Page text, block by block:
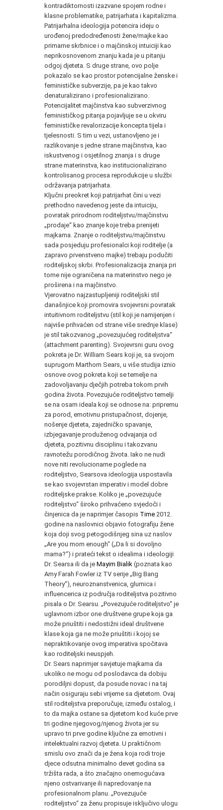
kontradiktornosti izazvane spojem rodne i
klasne problematike, patrijarhata i kapitalizma.
Patrijarhalna ideologija potencira ideju o
urođenoj predodređenosti žene/majke kao
primarne skrbnice i o majčinskoj intuiciji kao
neprikosnovenom znanju kada je u pitanju
odgoj djeteta. S druge strane, ovo polje
pokazalo se kao prostor potencijalne ženske i
feminističke subverzije, pa je kao takvo
denaturalizirano i profesionalizirano.
Potencijalitet majčinstva kao subverzivnog
feminističkog pitanja pojavljuje se u okviru
feminističke revalorizacije koncepta tijela i
tjelesnosti. S tim u vezi, ustanovljeno je i
razlikovanje s jedne strane majčinstva, kao
iskustvenog i osjetilnog znanja i s druge
strane materinstva, kao institucionalizirano
kontrolisanog procesa reprodukcije u službi
održavanja patrijarhata.
Ključni preokret koji patrijarhat čini u vezi
prethodno navedenog jeste da intuiciju,
povratak prirodnom roditeljstvu/majčinstvu
„prodaje“ kao znanje koje treba prenijeti
majkama. Znanje o roditeljstvu/majčinstvu
sada posjeduju profesionalci koji roditelje (a
zapravo prvenstveno majke) trebaju podučiti
roditeljskoj skrbi. Profesionalizacija znanja pri
tome nije ograničena na materinstvo nego je
proširena i na majčinstvo.
Vjerovatno najzastupljeniji roditeljski stil
današnjice koji promovira svojevrsni povratak
intuitivnom roditeljstvu (stil koji je namijenjen i
najviše prihvaćen od strane više srednje klase)
je stil takozvanog „povezujućeg roditeljstva“
(attachment parenting). Svojevrsni guru ovog
pokreta je Dr. William Sears koji je, sa svojom
suprugom Marthom Sears, u više studija iznio
osnove ovog pokreta koji se temelje na
zadovoljavanju dječjih potreba tokom prvih
godina života. Povezujuće roditeljstvo temelji
se na osam ideala koji se odnose na: pripremu
za porod, emotivnu pristupačnost, dojenje,
nošenje djeteta, zajedničko spavanje,
izbjegavanje produženog odvajanja od
djeteta, pozitivnu disciplinu i takozvanu
ravnotežu porodičnog života. Iako ne nudi
nove niti revolucionarne poglede na
roditeljstvo, Searsova ideologija uspostavila
se kao svojevrstan imperativ i model dobre
roditeljske prakse. Koliko je „povezujuće
roditeljstvo“ široko prihvaćeno svjedoči i
činjenica da je naprimjer časopis Time 2012.
godine na naslovnici objavio fotografiju žene
koja doji svog petogodišnjeg sina uz naslov
„Are you mom enough“ („Da li si dovoljno
mama?“) i prateći tekst o idealima i ideologiji
Dr. Searsa ili da je Mayim Bialik (poznata kao
Amy Farah Fowler iz TV serije „Big Bang
Theory“), neuroznanstvenica, glumica i
influencerica iz područja roditeljstva pozitivno
pisala o Dr. Searsu. „Povezujuće roditeljstvo“ je
uglavnom izbor one društvene grupe koja ga
može priuštiti i nedostižni ideal društvene
klase koja ga ne može priuštiti i kojoj se
nepraktikovanje ovog imperativa spočitava
kao roditeljski neuspjeh.
Dr. Sears naprimjer savjetuje majkama da
ukoliko ne mogu od poslodavca da dobiju
porodiljni dopust, da posude novac i na taj
način osiguraju sebi vrijeme sa djetetom. Ovaj
stil roditeljstva preporučuje, između ostalog, i
to da majka ostane sa djetetom kod kuće prve
tri godine njegovog/njenog života jer su
upravo tri prve godine ključne za emotivni i
intelektualni razvoj djeteta. U praktičnom
smislu ovo znači da je žena koja rodi troje
djece odsutna minimalno devet godina sa
tržišta rada, a što značajno onemogućava
njeno ostvarivanje ili napredovanje na
profesionalnom planu. „Povezujuće
roditeljstvo“ za ženu propisuje isključivo ulogu